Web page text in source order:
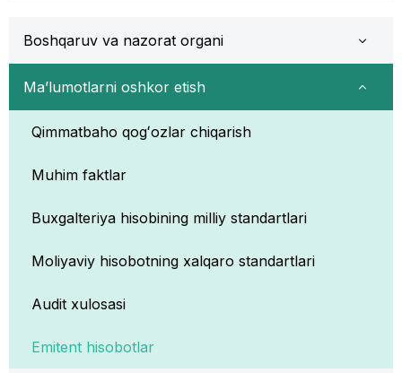
Boshqaruv va nazorat organi
Ma’lumotlarni oshkor etish
Qimmatbaho qogʻozlar chiqarish
Muhim faktlar
Buxgalteriya hisobining milliy standartlari
Moliyaviy hisobotning xalqaro standartlari
Audit xulosasi
Emitent hisobotlar